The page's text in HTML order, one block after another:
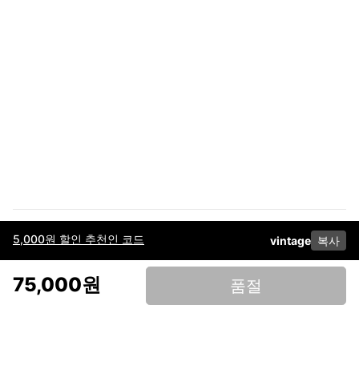
5,000원 할인 추천인 코드 vintage 복사
75,000원 품절
이용약관고객센터판매개인정보 처리방침사업자 정보다운로드